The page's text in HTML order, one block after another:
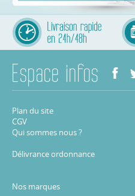
Plan du site
CGV
Qui sommes nous ?
Délivrance ordonnance
Nos marques